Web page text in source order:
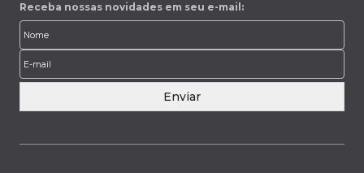
Receba nossas novidades em seu e-mail:
Enviar